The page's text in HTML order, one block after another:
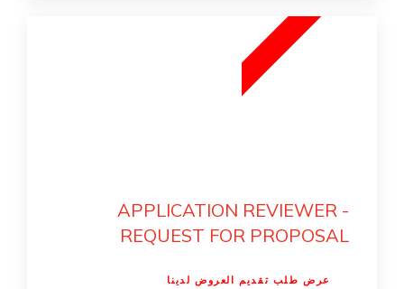
APPLICATION REVIEWER -
REQUEST FOR PROPOSAL
عرض طلب تقديم العروض لدينا
1
5
N
O
V
E
M
B
E
R
2
0
2
5